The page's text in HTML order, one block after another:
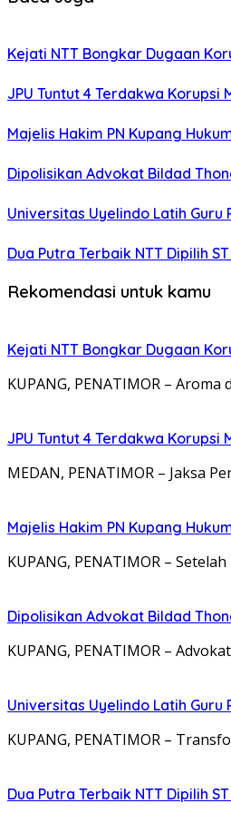
Kejati NTT Bongkar Dugaan
JPU Tuntut 4 Terdakwa Korupsi
Majelis Hakim PN Kupang
Dipolisikan Advokat Bildad
Universitas Uyelindo Latih Guru
Dua Putra Terbaik NTT Dipilih
Rekomendasi untuk kamu
Kejati NTT Bongkar Dugaan
KUPANG, PENATIMOR –
JPU Tuntut 4 Terdakwa Korupsi
MEDAN, PENATIMOR – Jaksa
Majelis Hakim PN Kupang
KUPANG, PENATIMOR –
Dipolisikan Advokat Bildad
KUPANG, PENATIMOR –
Universitas Uyelindo Latih Guru
KUPANG, PENATIMOR –
Dua Putra Terbaik NTT Dipilih